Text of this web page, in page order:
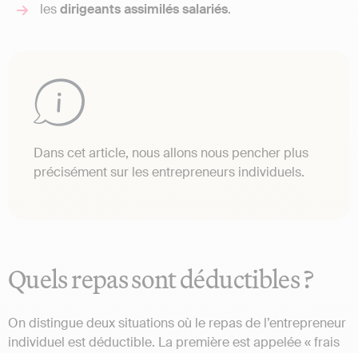
lesdirigeants assimilés salariés.
Dans cet article, nous allons nous pencher plus
précisément sur les entrepreneurs individuels.
Quels repas sont déductibles ?
On distingue deux situations où le repas de l’entrepreneur
individuel est déductible. La première est appelée « frais